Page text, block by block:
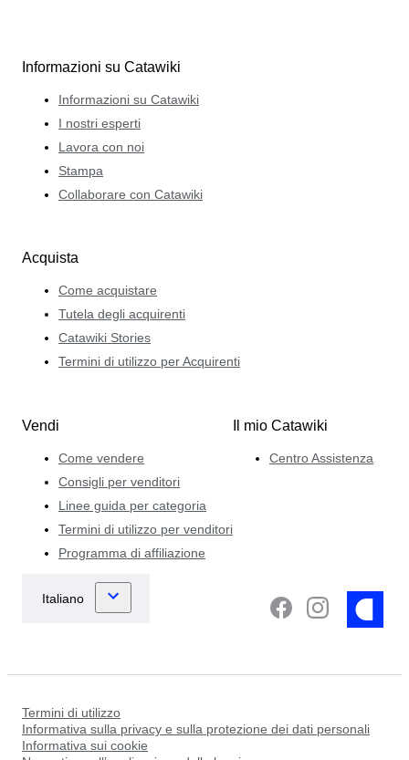
Informazioni su Catawiki
Informazioni su Catawiki
I nostri esperti
Lavora con noi
Stampa
Collaborare con Catawiki
Acquista
Come acquistare
Tutela degli acquirenti
Catawiki Stories
Termini di utilizzo per Acquirenti
Vendi
Come vendere
Consigli per venditori
Linee guida per categoria
Termini di utilizzo per venditori
Programma di affiliazione
Il mio Catawiki
Centro Assistenza
Termini di utilizzo
Informativa sulla privacy e sulla protezione dei dati personali
Informativa sui cookie